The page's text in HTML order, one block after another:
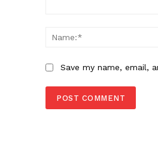
Save my name, email,